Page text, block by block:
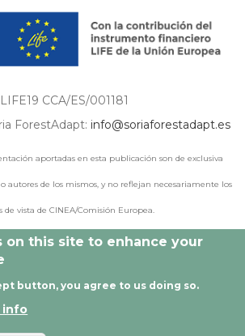
LIFE19 CCA/ES/001181
ForestAdapt: info@soriaforestadapt.es
aportadas en esta publicación son de exclusiva
autores de los mismos, y no reflejan necesariamente los
de vista de CINEA/Comisión Europea.
on this site to enhance your
button, you agree to us doing so.
info